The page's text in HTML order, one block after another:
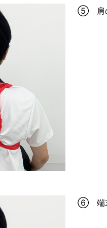
⑤ 肩の
⑥ 端末